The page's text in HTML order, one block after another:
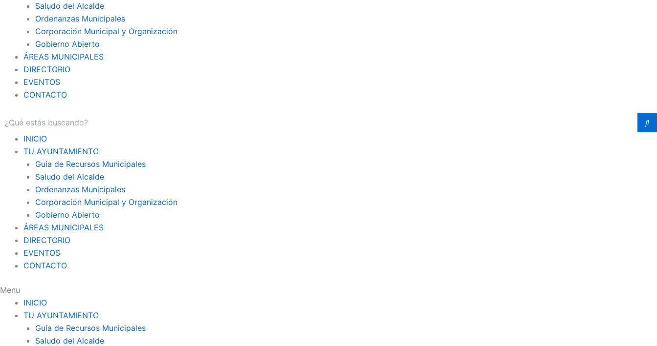
Saludo del Alcalde
Ordenanzas Municipales
Corporación Municipal y Organización
Gobierno Abierto
ÁREAS MUNICIPALES
DIRECTORIO
EVENTOS
CONTACTO
INICIO
TU AYUNTAMIENTO
Guía de Recursos Municipales
Saludo del Alcalde
Ordenanzas Municipales
Corporación Municipal y Organización
Gobierno Abierto
ÁREAS MUNICIPALES
DIRECTORIO
EVENTOS
CONTACTO
Menu
INICIO
TU AYUNTAMIENTO
Guía de Recursos Municipales
Saludo del Alcalde